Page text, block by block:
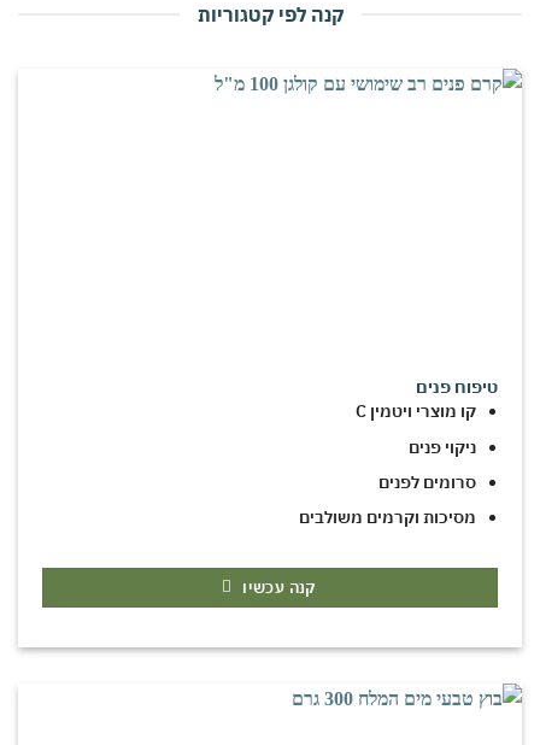
קנה לפי קטגוריות
טיפוח פנים
קו מוצרי ויטמין C
ניקוי פנים
סרומים לפנים
מסיכות וקרמים משולבים
קנה עכשיו